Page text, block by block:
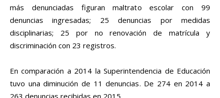
más denunciadas figuran maltrato escolar con 99
denuncias ingresadas; 25 denuncias por medidas
disciplinarias; 25 por no renovación de matrícula y
discriminación con 23 registros.
En comparación a 2014 la Superintendencia de Educación
tuvo una diminución de 11 denuncias. De 274 en 2014 a
263 denuncias recibidas en 2015.